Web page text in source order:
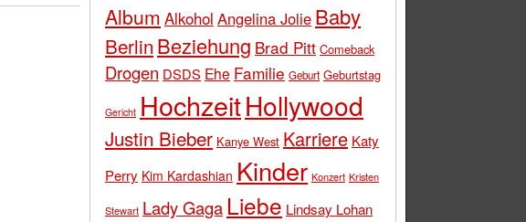
Album Alkohol Angelina Jolie Baby
Berlin Beziehung Brad Pitt Comeback
Drogen DSDS Ehe Familie Geburt Geburtstag
Gericht HochzeitHollywood
Justin Bieber Kanye West Karriere Katy
Perry Kim Kardashian Kinder Konzert Kristen
Stewart Lady Gaga Liebe Lindsay Lohan